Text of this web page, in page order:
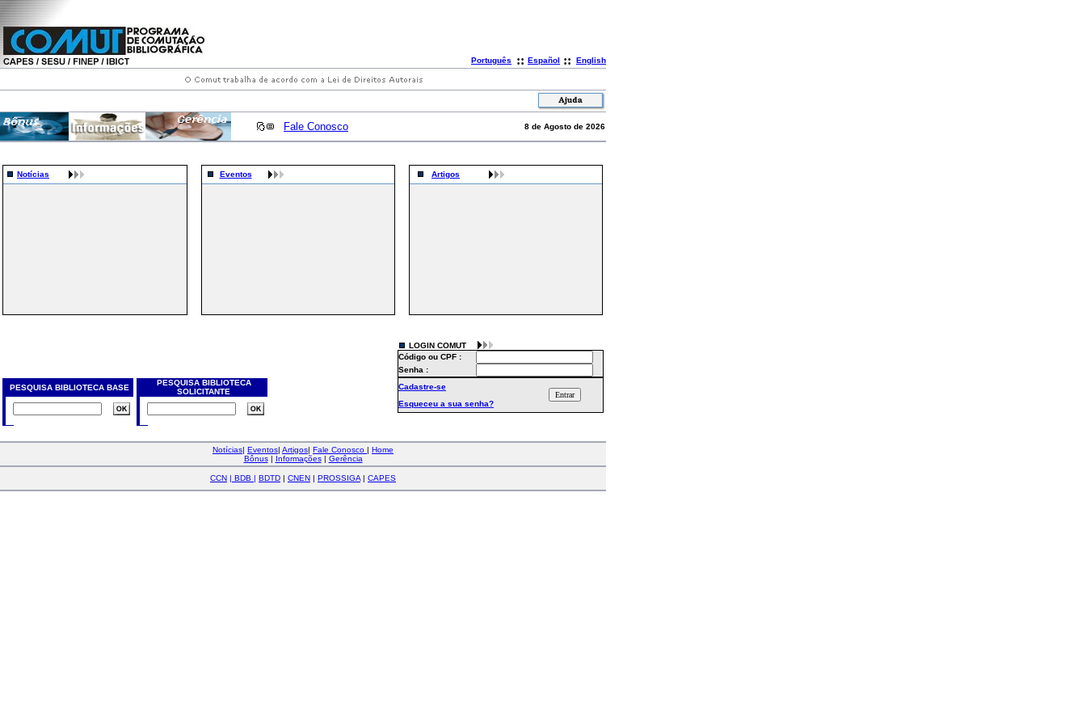
Português :: Español :: English
Fale Conosco 8 de Agosto de 2026
Notícias Eventos Artigos
PESQUISA BIBLIOTECA BASE
PESQUISA BIBLIOTECA
SOLICITANTE
LOGIN COMUT
Código ou CPF :
Senha :
Cadastre-se
Esqueceu a sua senha?
Notícias| Eventos| Artigos| Fale Conosco | Home
Bônus| Informações| Gerência
CCN | BDB | BDTD | CNEN | PROSSIGA | CAPES